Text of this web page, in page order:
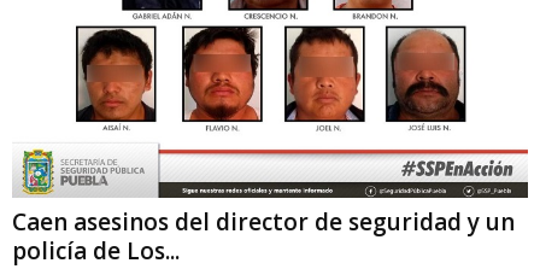
Caen asesinos del director de seguridad y un
policía de Los...